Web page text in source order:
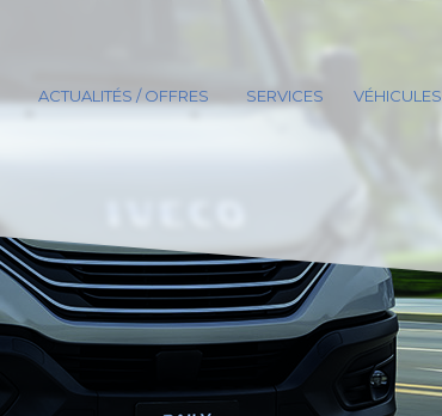
ACTUALITÉS / OFFRES SERVICES VÉHICULES